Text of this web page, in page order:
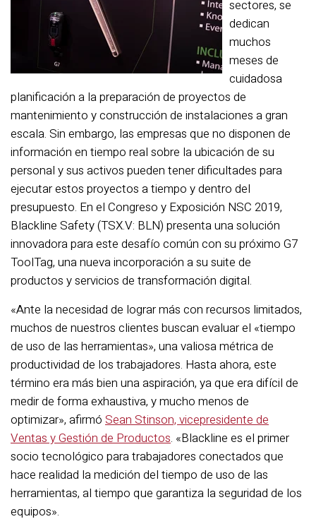
sectores, se
dedican
muchos
meses de
cuidadosa
planificación a la preparación de proyectos de
mantenimiento y construcción de instalaciones a gran
escala. Sin embargo, las empresas que no disponen de
información en tiempo real sobre la ubicación de su
personal y sus activos pueden tener dificultades para
ejecutar estos proyectos a tiempo y dentro del
presupuesto. En el Congreso y Exposición NSC 2019,
Blackline Safety (TSX.V: BLN) presenta una solución
innovadora para este desafío común con su próximo G7
ToolTag, una nueva incorporación a su suite de
productos y servicios de transformación digital.
«Ante la necesidad de lograr más con recursos limitados,
muchos de nuestros clientes buscan evaluar el «tiempo
de uso de las herramientas», una valiosa métrica de
productividad de los trabajadores. Hasta ahora, este
término era más bien una aspiración, ya que era difícil de
medir de forma exhaustiva, y mucho menos de
optimizar», afirmó Sean Stinson, vicepresidente de
Ventas y Gestión de Productos. «Blackline es el primer
socio tecnológico para trabajadores conectados que
hace realidad la medición del tiempo de uso de las
herramientas, al tiempo que garantiza la seguridad de los
equipos».